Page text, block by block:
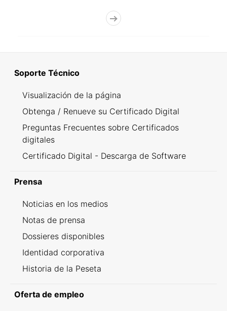
Soporte Técnico
Visualización de la página
Obtenga / Renueve su Certificado Digital
Preguntas Frecuentes sobre Certificados
digitales
Certificado Digital - Descarga de Software
Prensa
Noticias en los medios
Notas de prensa
Dossieres disponibles
Identidad corporativa
Historia de la Peseta
Oferta de empleo